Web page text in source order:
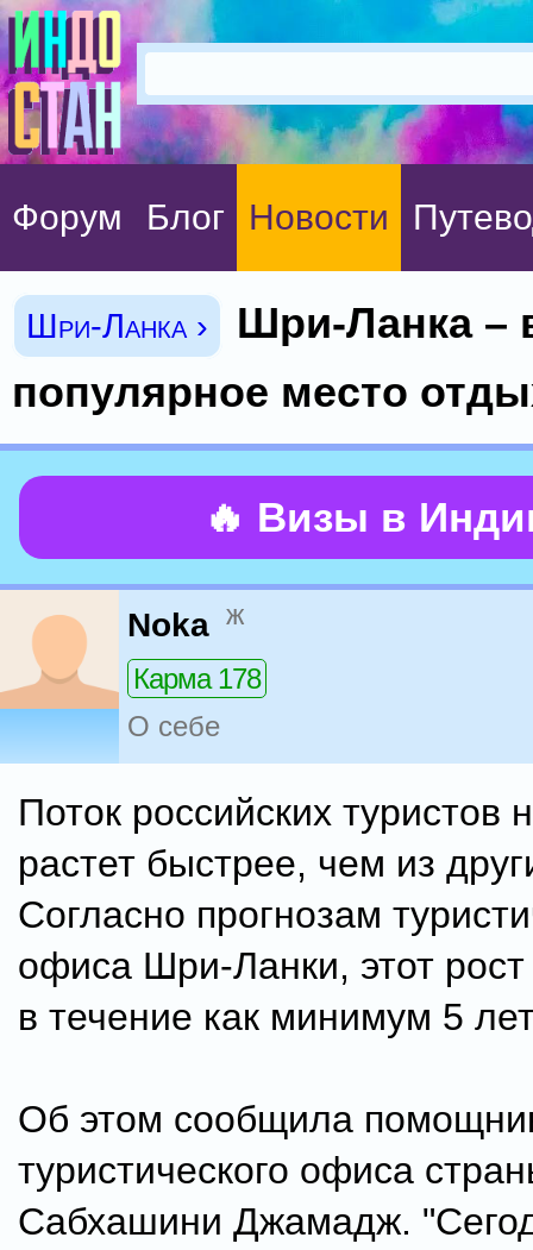
Форум Блог Новости
Шри-Ланка ›
Шри-Ланка –
популярное место
🔥 Визы в
Noka ж
Карма 178
О себе
Поток российских туристов
растет быстрее, чем из
Согласно прогнозам
офиса Шри-Ланки, этот рост
в течение как минимум 5
Об этом сообщила
туристического офиса
Сабхашини Джамадж.